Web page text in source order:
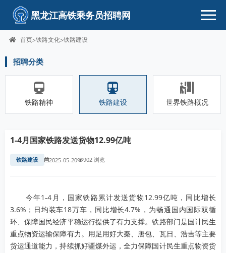
黑龙江高铁乘务员招聘网
首页>铁路文化>铁路建设
招聘分类
铁路精神 铁路建设 世界铁路概况
1-4月国家铁路发送货物12.99亿吨
铁路建设 2025-05-20 902 浏览
今年1-4月，国家铁路累计发送货物12.99亿吨，同比增长
3.6%；日均装车18万车，同比增长4.7%，为畅通国内国际双循
环、保障国民经济平稳运行提供了有力支撑。铁路部门是国计民生
重点物资运输保障有力。用足用好大秦、唐包、瓦日、浩吉等主要
货运通道能力，持续抓好疆煤外运，全力保障国计民生重点物资货